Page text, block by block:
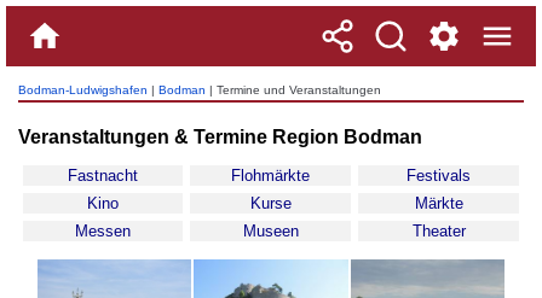
Bodman-Ludwigshafen | Bodman | Termine und Veranstaltungen
Veranstaltungen & Termine Region Bodman
Fastnacht Flohmärkte
Festivals
Kino
Kurse
Märkte
Messen
Museen Theater